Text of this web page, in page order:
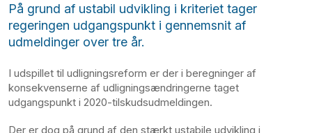
På grund af ustabil udvikling i kriteriet tager
regeringen udgangspunkt i gennemsnit af
udmeldinger over tre år.
I udspillet til udligningsreform er der i beregninger af
konsekvenserne af udligningsændringerne taget
udgangspunkt i 2020-tilskudsudmeldingen.
Der er dog på grund af den stærkt ustabile udvikling i